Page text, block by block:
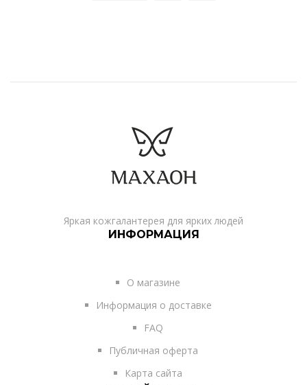
Яркая кожгалантерея для ярких людей
ИНФОРМАЦИЯ
О магазине
Информация о доставке
FAQ
Публичная оферта
Карта сайта